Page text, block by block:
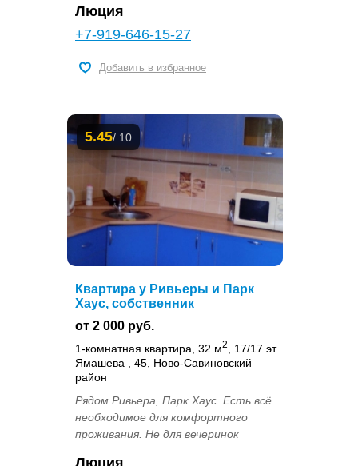
Люция
+7-919-646-15-27
Добавить в избранное
5.45/ 10
Квартира у Ривьеры и Парк
Хаус, собственник
от 2 000 руб.
1-комнатная квартира, 32 м2
, 17/17 эт.
Ямашева , 45, Ново-Савиновский
район
Рядом Ривьера, Парк Хаус. Есть всё
необходимое для комфортного
проживания. Не для вечеринок
Люция